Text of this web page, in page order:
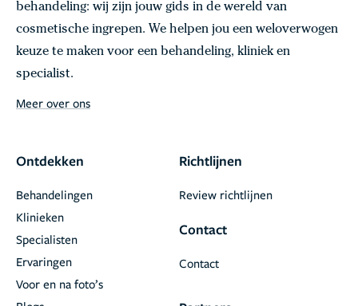
behandeling: wij zijn jouw gids in de wereld van
cosmetische ingrepen. We helpen jou een weloverwogen
keuze te maken voor een behandeling, kliniek en
specialist.
Meer over ons
Ontdekken
Behandelingen
Klinieken
Specialisten
Ervaringen
Voor en na foto’s
Richtlijnen
Review richtlijnen
Contact
Contact